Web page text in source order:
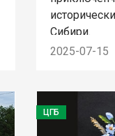
Сибири.
2025-07-15
ЦГБ